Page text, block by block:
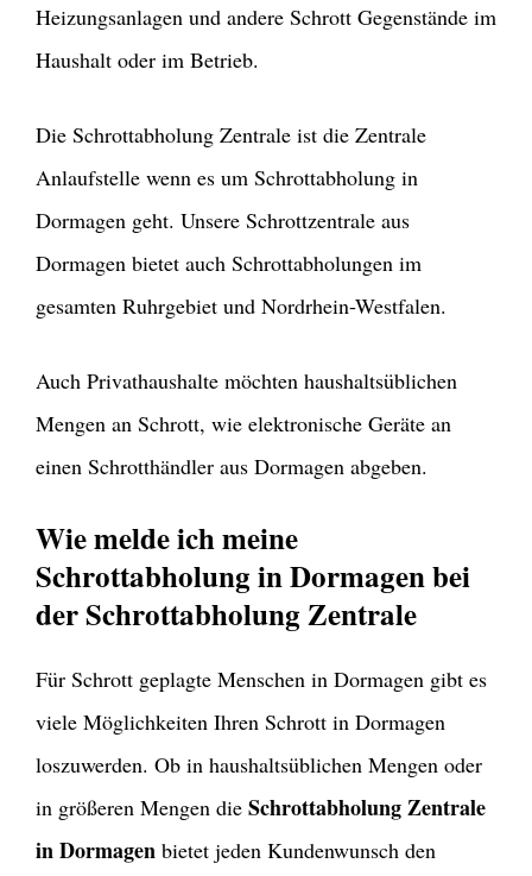
Heizungsanlagen und andere Schrott Gegenstände im
Haushalt oder im Betrieb.
Die Schrottabholung Zentrale ist die Zentrale
Anlaufstelle wenn es um Schrottabholung in
Dormagen geht. Unsere Schrottzentrale aus
Dormagen bietet auch Schrottabholungen im
gesamten Ruhrgebiet und Nordrhein-Westfalen.
Auch Privathaushalte möchten haushaltsüblichen
Mengen an Schrott, wie elektronische Geräte an
einen Schrotthändler aus Dormagen abgeben.
Wie melde ich meine
Schrottabholung in Dormagen bei
der Schrottabholung Zentrale
Für Schrott geplagte Menschen in Dormagen gibt es
viele Möglichkeiten Ihren Schrott in Dormagen
loszuwerden. Ob in haushaltsüblichen Mengen oder
in größeren Mengen die Schrottabholung Zentrale
in Dormagen bietet jeden Kundenwunsch den